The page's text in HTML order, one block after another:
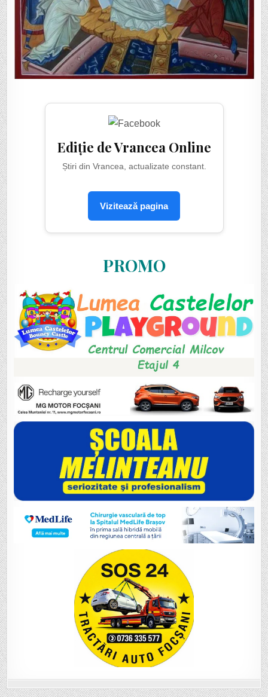
Ediție de Vrancea Online
Știri din Vrancea, actualizate constant.
Vizitează pagina
PROMO